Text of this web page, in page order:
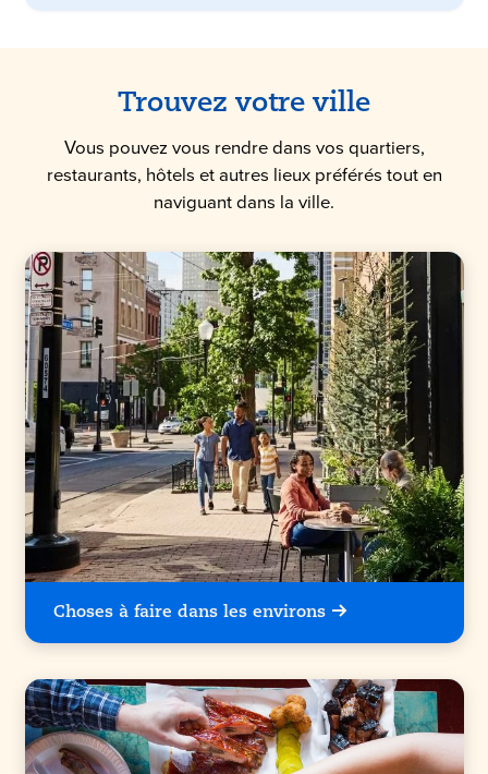
Trouvez votre ville
Vous pouvez vous rendre dans vos quartiers,
restaurants, hôtels et autres lieux préférés tout en
naviguant dans la ville.
Choses à faire dans les environs